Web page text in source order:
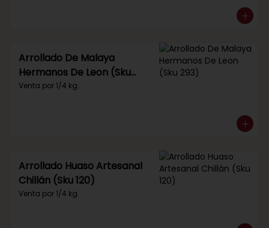
Arrollado De Malaya
Hermanos De Leon (Sku
293)
Venta por 1/4 kg.
Arrollado Huaso Artesanal
Chillán (Sku 120)
Venta por 1/4 kg.